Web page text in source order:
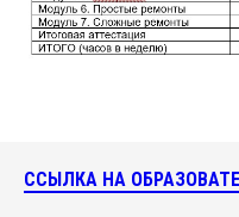
ССЫЛКА НА